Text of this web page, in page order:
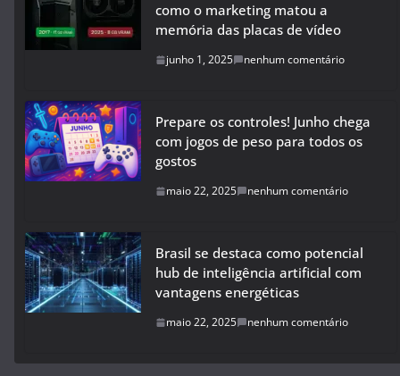
como o marketing matou a
memória das placas de vídeo
junho 1, 2025 nenhum comentário
Prepare os controles! Junho chega
com jogos de peso para todos os
gostos
maio 22, 2025 nenhum comentário
Brasil se destaca como potencial
hub de inteligência artificial com
vantagens energéticas
maio 22, 2025 nenhum comentário